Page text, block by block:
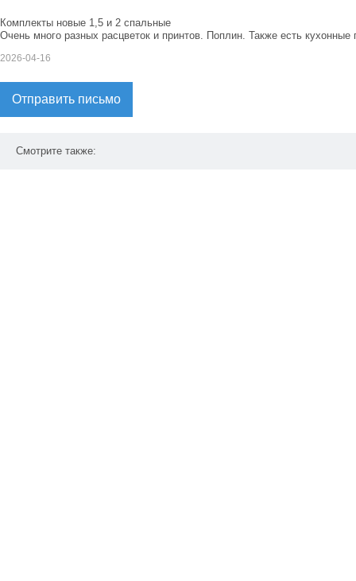
Комплекты новые 1,5 и 2 спальные
Очень много разных расцветок и принтов. Поплин. Также есть
2026-04-16
Отправить письмо
Смотрите также: